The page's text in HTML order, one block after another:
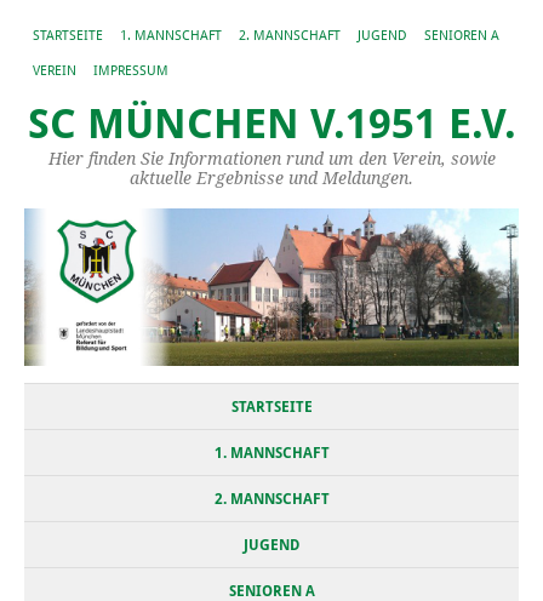
STARTSEITE 1. MANNSCHAFT 2. MANNSCHAFT JUGEND SENIOREN A
VEREIN IMPRESSUM
SC MÜNCHEN V.1951 E.V.
Hier finden Sie Informationen rund um den Verein, sowie
aktuelle Ergebnisse und Meldungen.
STARTSEITE
1. MANNSCHAFT
2. MANNSCHAFT
JUGEND
SENIOREN A